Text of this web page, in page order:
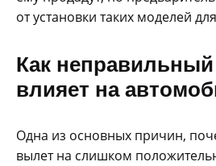
от установки таких моделей
Как
влияет на
Одна из основных причин,
вылет на слишком